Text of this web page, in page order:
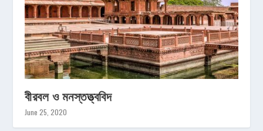
বীরবল ও মনস্তত্ত্ববিদ
June 25, 2020